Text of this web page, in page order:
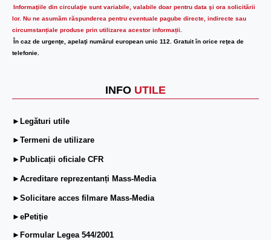
Informaţiile din circulaţie sunt variabile, valabile doar pentru data şi ora solicitării
lor. Nu ne asumăm răspunderea pentru eventuale pagube directe, indirecte sau
circumstanțiale produse prin utilizarea acestor informații.
În caz de urgenţe, apelaţi numărul european unic 112. Gratuit în orice reţea de
telefonie.
INFO UTILE
►Legături utile
►Termeni de utilizare
►Publicații oficiale CFR
►Acreditare reprezentanți Mass-Media
►Solicitare acces filmare Mass-Media
►ePetiție
►Formular Legea 544/2001